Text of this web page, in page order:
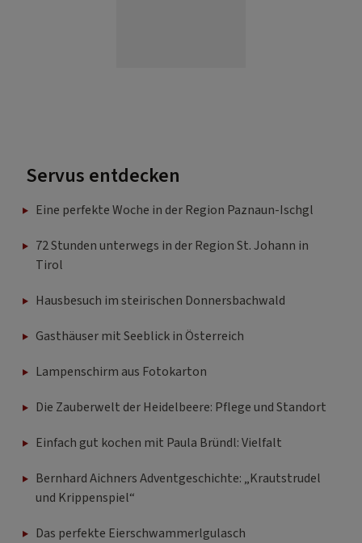
Servus entdecken
Eine perfekte Woche in der Region Paznaun-Ischgl
72 Stunden unterwegs in der Region St. Johann in
Tirol
Hausbesuch im steirischen Donnersbachwald
Gasthäuser mit Seeblick in Österreich
Lampenschirm aus Fotokarton
Die Zauberwelt der Heidelbeere: Pflege und Standort
Einfach gut kochen mit Paula Bründl: Vielfalt
Bernhard Aichners Adventgeschichte: „Krautstrudel
und Krippenspiel“
Das perfekte Eierschwammerlgulasch